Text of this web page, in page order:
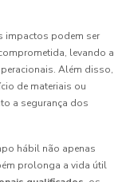
impactos podem ser
levando a
Além disso,
de materiais ou
a segurança dos
hábil não apenas
prolonga a vida útil